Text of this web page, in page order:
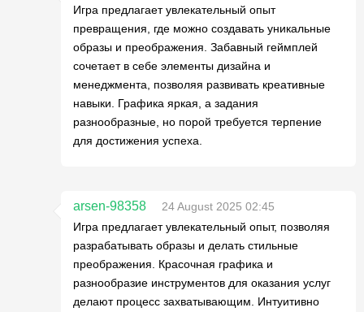
Игра предлагает увлекательный опыт
превращения, где можно создавать уникальные
образы и преображения. Забавный геймплей
сочетает в себе элементы дизайна и
менеджмента, позволяя развивать креативные
навыки. Графика яркая, а задания
разнообразные, но порой требуется терпение
для достижения успеха.
arsen-98358
24 August 2025 02:45
Игра предлагает увлекательный опыт, позволяя
разрабатывать образы и делать стильные
преображения. Красочная графика и
разнообразие инструментов для оказания услуг
делают процесс захватывающим. Интуитивно